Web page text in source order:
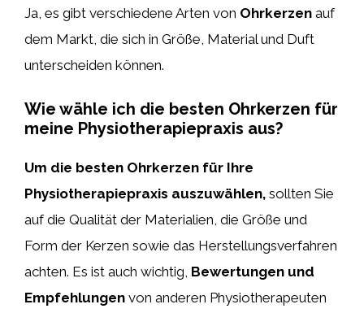
Ja, es gibt verschiedene Arten von Ohrkerzen auf
dem Markt, die sich in Größe, Material und Duft
unterscheiden können.
Wie wähle ich die besten Ohrkerzen für
meine Physiotherapiepraxis aus?
Um die besten Ohrkerzen für Ihre
Physiotherapiepraxis auszuwählen, sollten Sie
auf die Qualität der Materialien, die Größe und
Form der Kerzen sowie das Herstellungsverfahren
achten. Es ist auch wichtig, Bewertungen und
Empfehlungen von anderen Physiotherapeuten